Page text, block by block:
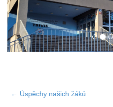
← Úspěchy našich žáků